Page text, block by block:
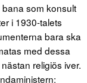
som konsult
i 1930-talets
bara ska
med dessa
religiös iver.